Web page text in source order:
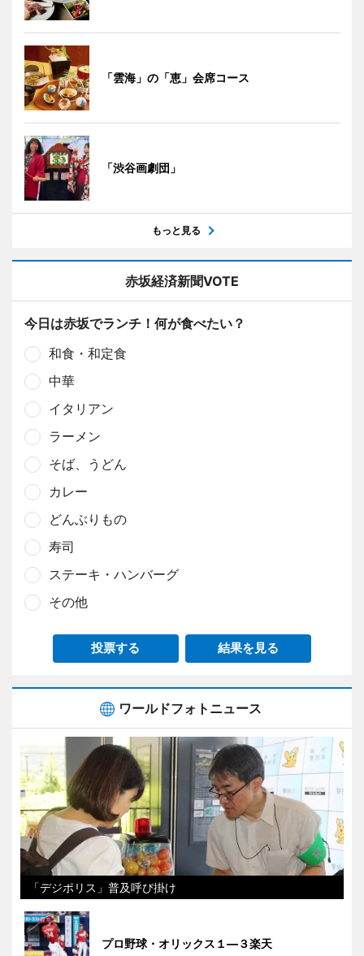
「雲海」の「恵」会席コース
「渋谷画劇団」
もっと見る
赤坂経済新聞VOTE
今日は赤坂でランチ！何が食べたい？
和食・和定食
中華
イタリアン
ラーメン
そば、うどん
カレー
どんぶりもの
寿司
ステーキ・ハンバーグ
その他
投票する 結果を見る
ワールドフォトニュース
「デジポリス」普及呼び掛け
プロ野球・オリックス１―３楽天